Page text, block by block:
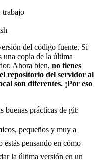
trabajo
del código fuente. Si
una copia de la última
Ahora bien, no tienes
repositorio del servidor al
son diferentes. ¡Por eso
buenas prácticas de git:
pequeños y muy a
pensando en cómo
la última versión en un